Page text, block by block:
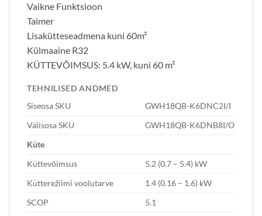
Vaikne Funktsioon
Taimer
Lisakütteseadmena kuni 60m²
Külmaaine R32
KÜTTEVÕIMSUS: 5.4 kW, kuni 60 m²
TEHNILISED ANDMED
Siseosa SKU
GWH18QB-K6DNC2I/I
Välisosa SKU
GWH18QB-K6DNB8I/O
Küte
Küttevõimsus
5.2 (0.7 – 5.4) kW
Kütterežiimi voolutarve
1.4 (0.16 – 1.6) kW
SCOP
5.1